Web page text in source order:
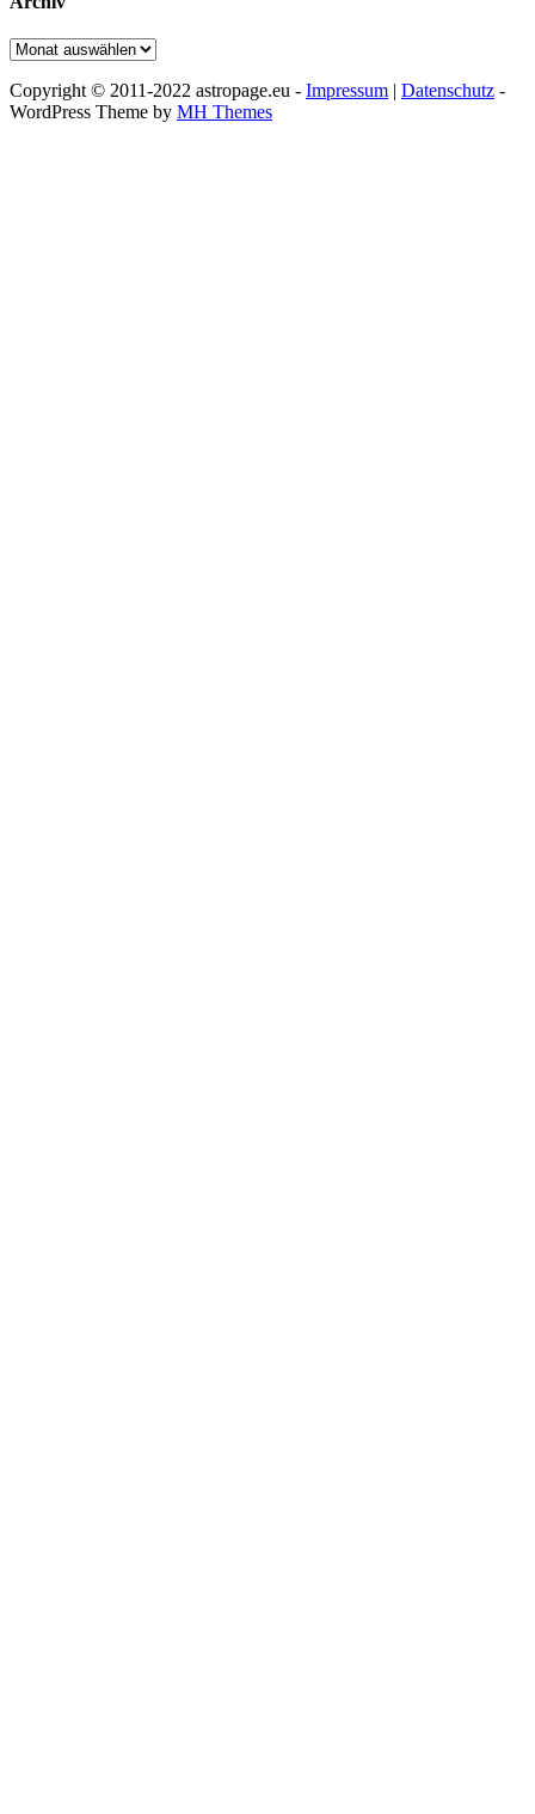
Archiv
Copyright © 2011-2022 astropage.eu - Impressum | Datenschutz -
WordPress Theme by MH Themes